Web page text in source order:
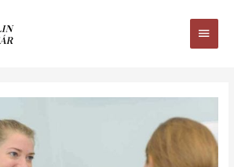
Main
Menu